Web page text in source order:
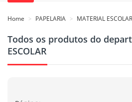
Home > PAPELARIA > MATERIAL ESCOLAR
Todos os produtos do
ESCOLAR